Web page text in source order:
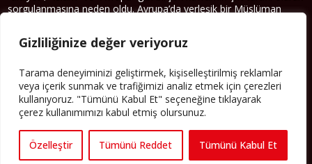
Gizliliğinize değer veriyoruz
Tarama deneyiminizi geliştirmek, kişiselleştirilmiş reklamlar
veya içerik sunmak ve trafiğimizi analiz etmek için çerezleri
kullanıyoruz. "Tümünü Kabul Et" seçeneğine tıklayarak
çerez kullanımımızı kabul etmiş olursunuz.
Özelleştir Tümünü Reddet Tümünü Kabul Et
sorgulanmasına neden oldu. Avrupa’da yerleşik bir Müslüman
de Müslümanlar için yeni sorulara da kapı araladı.
PERSPEKTIF’I SOSYAL MEDYADA TAKIP EDEBILIRSINIZ